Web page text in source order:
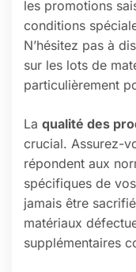
les promotions
conditions
N’hésitez pas à
sur les lots de
particulièrement
La qualité des
crucial. Assurez-
répondent aux
spécifiques de
jamais être
matériaux
supplémentaires